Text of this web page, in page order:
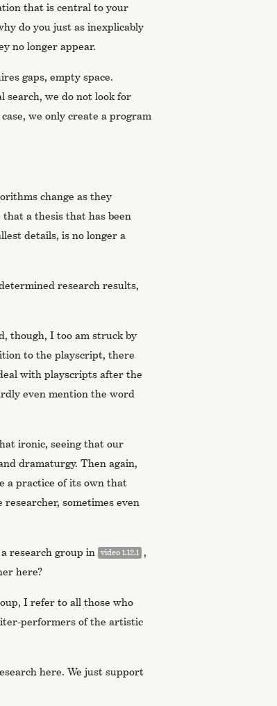
that is central to your
do you just as inexplicably
no longer appear.
gaps, empty space.
search, we do not look for
we only create a program
change as they
a thesis that has been
details, is no longer a
research results,
though, I too am struck by
to the playscript, there
with playscripts after the
even mention the word
ironic, seeing that our
dramaturgy. Then again,
a practice of its own that
sometimes even
research group in video 1.12.1 ,
here?
I refer to all those who
performers of the artistic
here. We just support